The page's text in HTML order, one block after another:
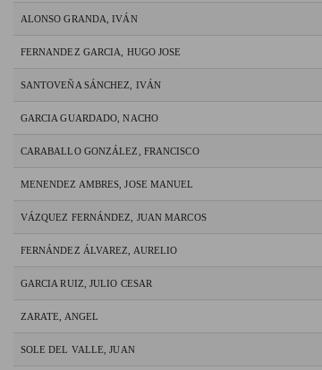
ALONSO GRANDA, IVÁN
FERNANDEZ GARCIA, HUGO JOSE
SANTOVEÑA SÁNCHEZ, IVÁN
GARCIA GUARDADO, NACHO
CARABALLO GONZÁLEZ, FRANCISCO
MENENDEZ AMBRES, JOSE MANUEL
VÁZQUEZ FERNÁNDEZ, JUAN MARCOS
FERNÁNDEZ ÁLVAREZ, AURELIO
GARCIA RUIZ, JULIO CESAR
ZARATE, ANGEL
SOLE DEL VALLE, JUAN